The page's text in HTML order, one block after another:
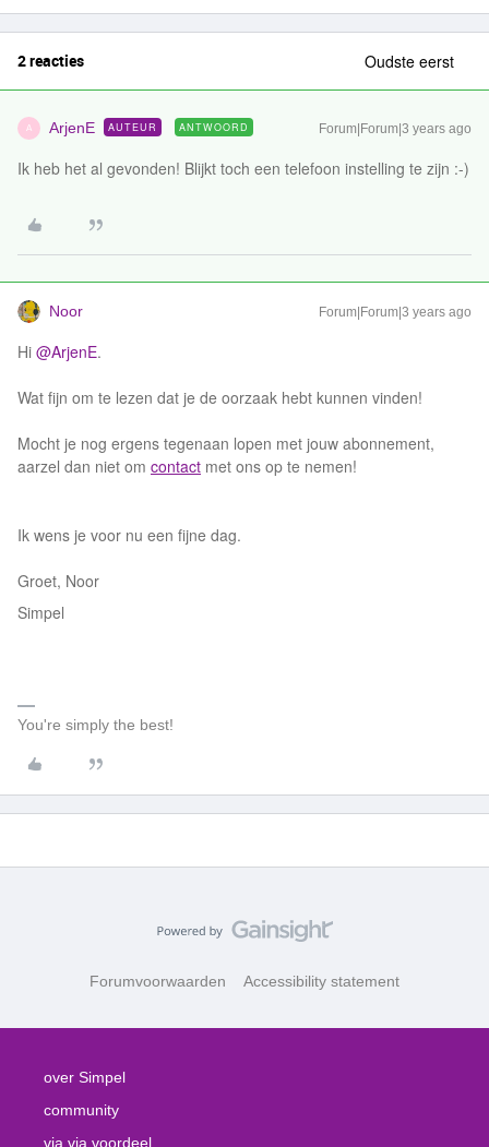
2 reacties Oudste eerst
A ArjenE AUTEUR ANTWOORD Forum|Forum|3 years ago
Ik heb het al gevonden! Blijkt toch een telefoon instelling te zijn :-)
Noor Forum|Forum|3 years ago
Hi @ArjenE.
Wat fijn om te lezen dat je de oorzaak hebt kunnen vinden!
Mocht je nog ergens tegenaan lopen met jouw abonnement,
aarzel dan niet om contact met ons op te nemen!
Ik wens je voor nu een fijne dag.
Groet, Noor
Simpel
You're simply the best!
Forumvoorwaarden Accessibility statement
over Simpel
community
via via voordeel